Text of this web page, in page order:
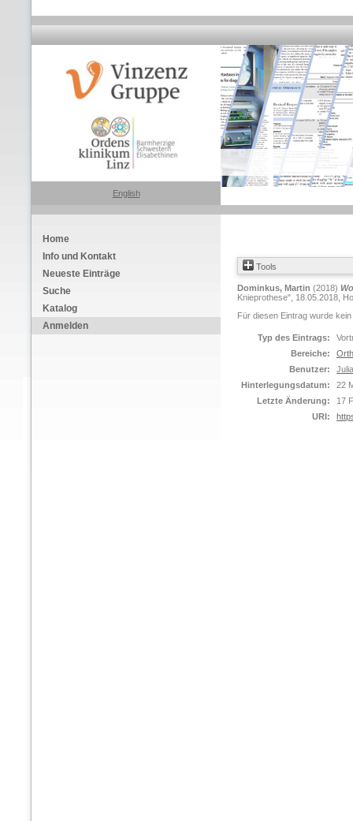
English
Home
Info und Kontakt
Neueste Einträge
Suche
Katalog
Anmelden
Tools
Dominkus, Martin (2018)
Knieprothese", 18.05.2018,
Für diesen Eintrag wurde
Typ des Eintrags:
Bereiche:
Benutzer:
Hinterlegungsdatum:
22
Letzte Änderung:
17
URI: